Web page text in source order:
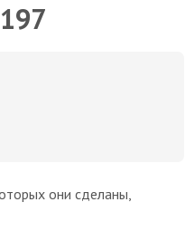
они сделаны,